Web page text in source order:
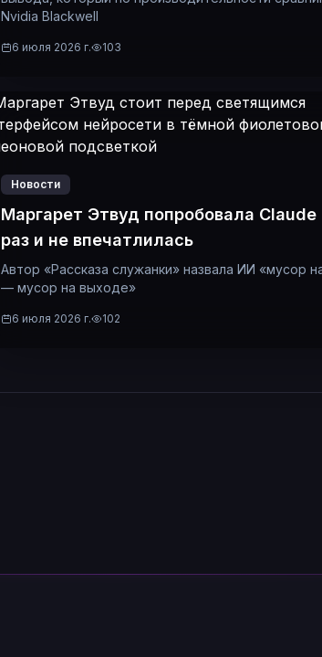
Nvidia Blackwell
6 июля 2026 г. 103
Новости
Маргарет Этвуд попробовала Claude
раз и не впечатлилась
Автор «Рассказа служанки» назвала ИИ «мусор
— мусор на выходе»
6 июля 2026 г. 102